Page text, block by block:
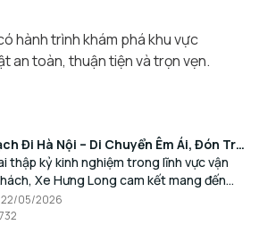
hành trình khám phá khu vực
an toàn, thuận tiện và trọn vẹn.
Đi Hà Nội – Di Chuyển Êm Ái, Đón Trả
Xe Hưng Long
thập kỷ kinh nghiệm trong lĩnh vực vận
Xe Hưng Long cam kết mang đến
một hành trình di chuyển trọn vẹn,
đúng giờ.
22/05/2026
732